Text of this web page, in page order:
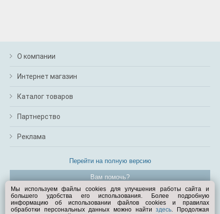
О компании
Интернет магазин
Каталог товаров
Партнерство
Реклама
Перейти на полную версию
Вам помочь?
© Exist.ru 1998—2026
Мы используем файлы cookies для улучшения работы сайта и
большего удобства его использования. Более подробную
информацию об использовании файлов cookies и правилах
обработки персональных данных можно найтиздесь. Продолжая